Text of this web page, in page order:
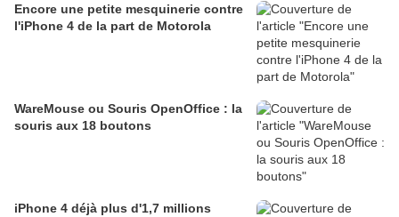
Encore une petite mesquinerie contre
l'iPhone 4 de la part de Motorola
WareMouse ou Souris OpenOffice : la
souris aux 18 boutons
iPhone 4 déjà plus d'1,7 millions